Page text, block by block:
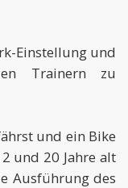
Einstellung und
Trainern zu
und ein Bike
und 20 Jahre alt
Ausführung des